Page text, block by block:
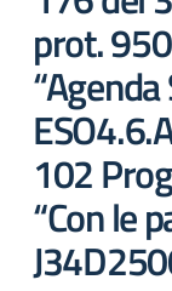
prot.
“Agenda
102
“Con le